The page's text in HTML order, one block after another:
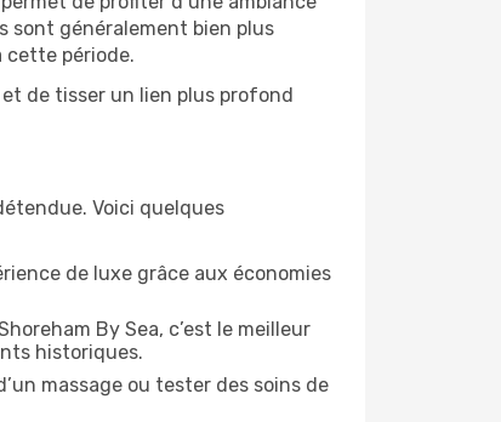
sont généralement bien plus
cette période.
de tisser un lien plus profond
Voici quelques
de luxe grâce aux économies
By Sea, c’est le meilleur
historiques.
massage ou tester des soins de